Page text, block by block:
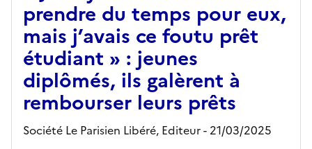
prendre du temps pour eux,
mais j’avais ce foutu prêt
étudiant » : jeunes
diplômés, ils galèrent à
rembourser leurs prêts
Société Le Parisien Libéré, Editeur- 21/03/2025